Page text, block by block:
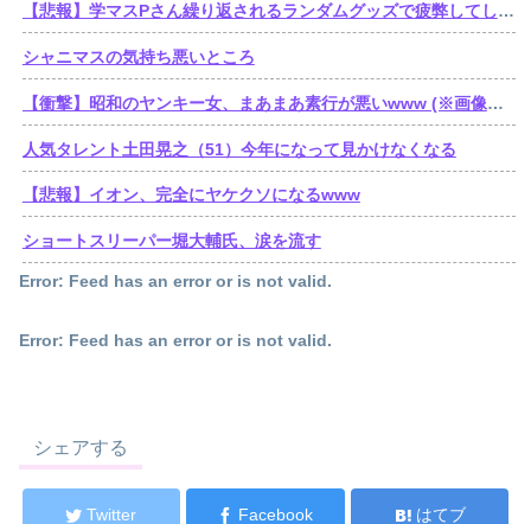
【悲報】学マスPさん繰り返されるランダムグッズで疲弊してしまう
シャニマスの気持ち悪いところ
【衝撃】昭和のヤンキー女、まあまあ素行が悪いwww (※画像あり)
人気タレント土田晃之（51）今年になって見かけなくなる
【悲報】イオン、完全にヤケクソになるwww
ショートスリーパー堀大輔氏、涙を流す
Error: Feed has an error or is not valid.
Error: Feed has an error or is not valid.
シェアする
Twitter Facebook はてブ